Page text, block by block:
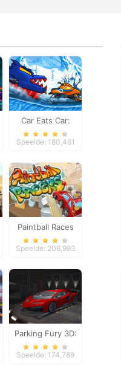
Car Eats Car:
Winter Adventure
Speelde: 180,461
Paintball Races
Speelde: 206,993
Parking Fury 3D:
Night Thief
Speelde: 174,789